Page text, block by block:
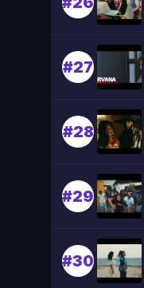
#27
#28
#29
#30